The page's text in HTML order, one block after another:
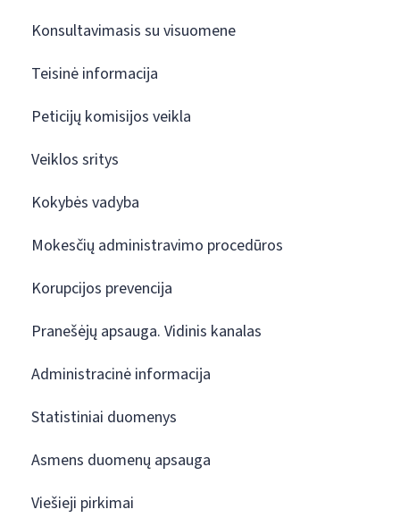
Konsultavimasis su visuomene
Teisinė informacija
Peticijų komisijos veikla
Veiklos sritys
Kokybės vadyba
Mokesčių administravimo procedūros
Korupcijos prevencija
Pranešėjų apsauga. Vidinis kanalas
Administracinė informacija
Statistiniai duomenys
Asmens duomenų apsauga
Viešieji pirkimai